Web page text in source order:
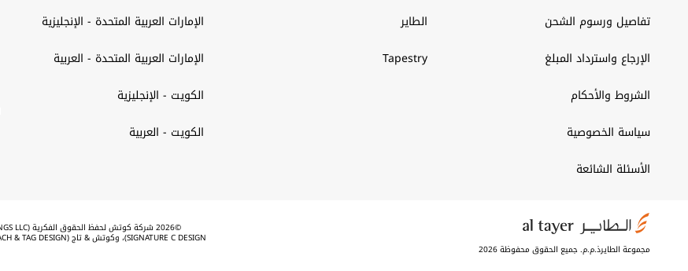
تفاصيل ورسوم الشحن
الإرجاع واسترداد المبلغ
الشروط والأحكام
سياسة الخصوصية
الأسئلة الشائعة
الطاير
Tapestry
الإمارات العربية المتحدة - الإنجليزية
الإمارات العربية المتحدة - العربية
الكويت - الإنجليزية
الكويت - العربية
مجموعة الطايرذ.م.م. جميع الحقوق محفوظة 2026